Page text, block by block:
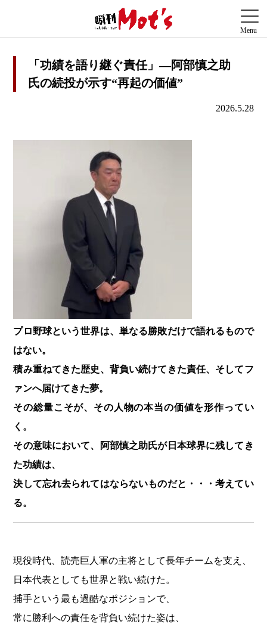
「功績を語り継ぐ責任」―阿部慎之助
氏の続投が示す“再起の価値”
2026.5.28
プロ野球という世界は、単なる勝敗だけで語れるもので
はない。
積み重ねてきた歴史、背負い続けてきた責任、そしてフ
ァンへ届けてきた夢。
その総量こそが、その人物の本当の価値を形作ってい
く。
その意味において、阿部慎之助氏が日本球界に残してき
た功績は、
決して忘れ去られてはならないものだと・・・考えてい
る。
現役時代、読売巨人軍の主将として長年チームを支え、
日本代表としても世界と戦い続けた。
捕手という最も過酷なポジションで、
常に勝利への責任を背負い続けた姿は、